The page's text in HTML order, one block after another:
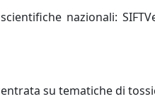
nazionali:
su tematiche di